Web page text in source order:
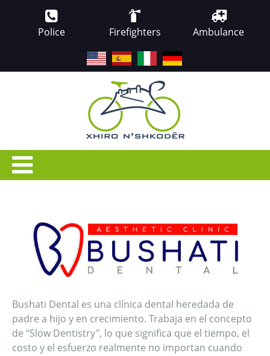
Police Firefighters Ambulance
Bushati Dental es una clínica dental heredada de
padre a hijo y en crecimiento. Trabaja en el concepto
de "Slow Dentistry", lo que significa que el tiempo, el
costo y el esfuerzo realmente no importan cuando